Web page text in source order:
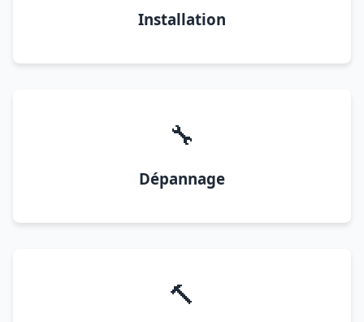
Installation
🔧
Dépannage
🔨